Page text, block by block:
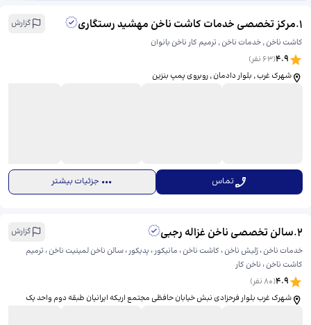
1
.مرکز تخصصی خدمات کاشت ناخن مهشید رستگاری
گزارش
کاشت ناخن ٬ خدمات ناخن ٬ ترمیم کار ناخن بانوان
4.9
(
63 نفر)
شهرک غرب ٬ بلوار دادمان ٬ روبروی پمپ بنزین
تماس جزئیات بیشتر
2
.سالن تخصصی ناخن غزاله رجبی
گزارش
خدمات ناخن ، ژلیش ناخن ، کاشت ناخن ، مانیکور ، پدیکور ، سالن ناخن لمینیت ناخن ، ترمیم
کاشت ناخن ، ناخن کار
4.9
(
80نفر)
شهرک غرب بلوار فرحزادی نبش خیابان حافظی مجتمع اریکه ایرانیان طبقه دوم واحد یک